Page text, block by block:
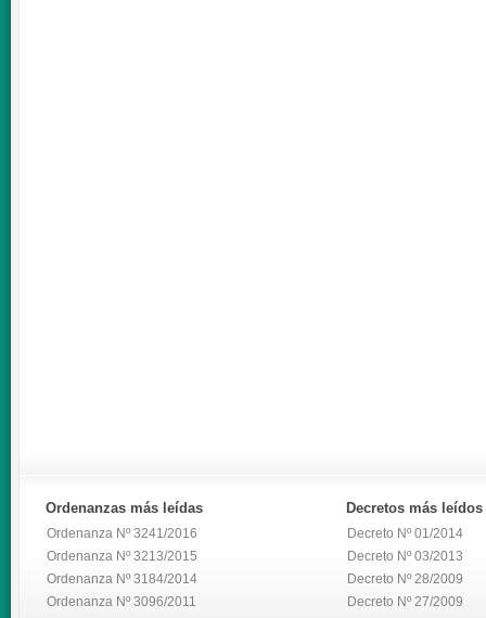
Ordenanzas más leídas
Ordenanza Nº 3241/2016
Ordenanza Nº 3213/2015
Ordenanza Nº 3184/2014
Ordenanza Nº 3096/2011
Decretos más leídos
Decreto Nº 01/2014
Decreto Nº 03/2013
Decreto Nº 28/2009
Decreto Nº 27/2009